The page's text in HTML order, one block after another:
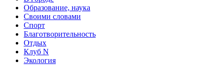
Образование, наука
Своими словами
Спорт
Благотворительность
Отдых
Клуб N
Экология